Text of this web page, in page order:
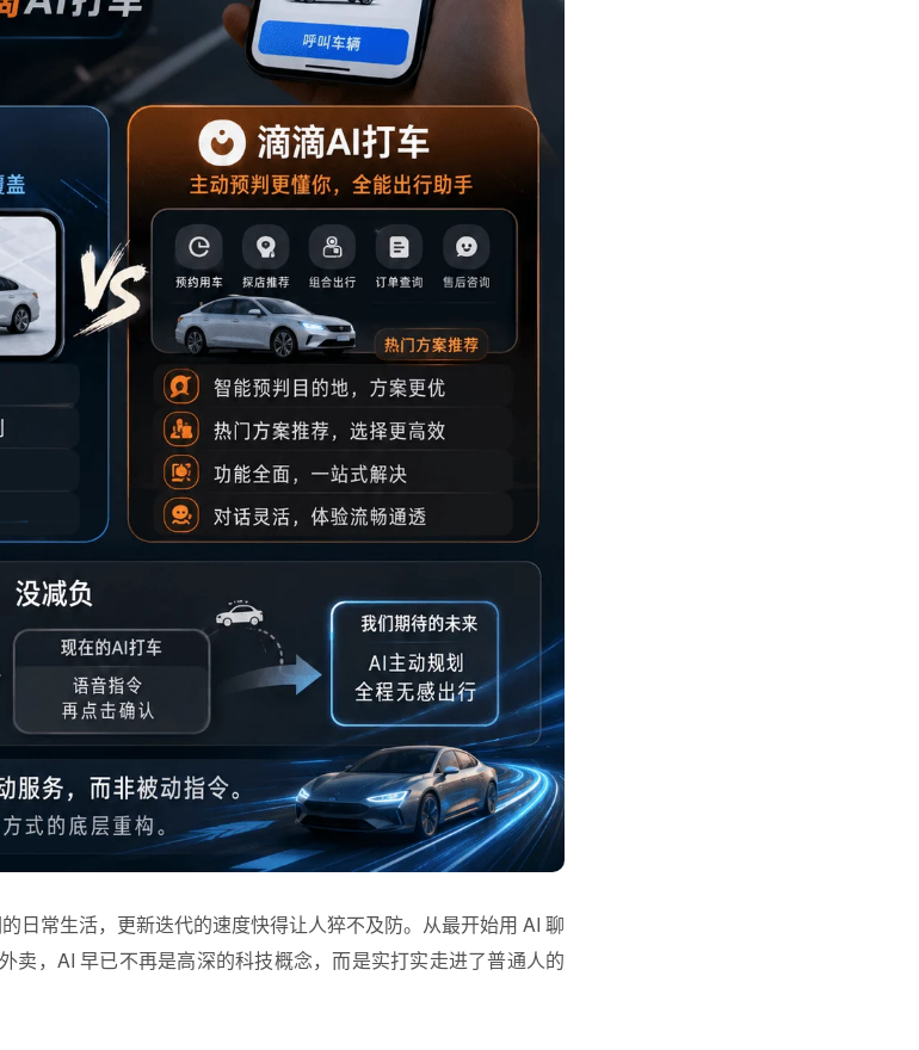
日常生活，更新迭代的速度快得让人猝不及防。从最开始用 AI 聊
卖，AI 早已不再是高深的科技概念，而是实打实走进了普通人的